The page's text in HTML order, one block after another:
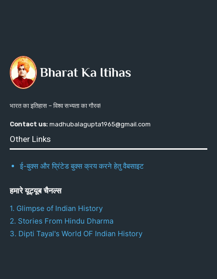
भारत का इतिहास – विश्व सभ्यता का गौरव!
Contact us: madhubalagupta1965@gmail.com
Other Links
ई-बुक्स और प्रिंटेड बुक्स क्रय करने हेतु वैबसाइट
हमारे यूट्यूब चैनल्स
1. Glimpse of Indian History
2. Stories From Hindu Dharma
3. Dipti Tayal's World OF Indian History